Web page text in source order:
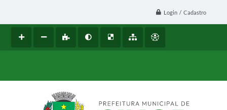
Login / Cadastro